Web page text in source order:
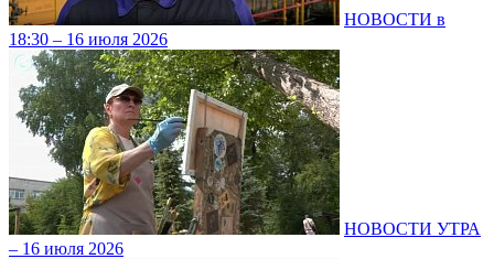
НОВОСТИ в
18:30 – 16 июля 2026
НОВОСТИ УТРА
– 16 июля 2026